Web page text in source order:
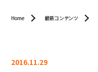
Home 最新コンテンツ
2016.11.29